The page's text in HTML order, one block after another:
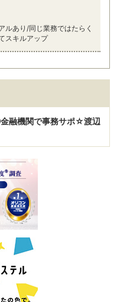
ルあり/同じ業務ではたらく
スキルアップ
融機関で事務サポ☆渡辺